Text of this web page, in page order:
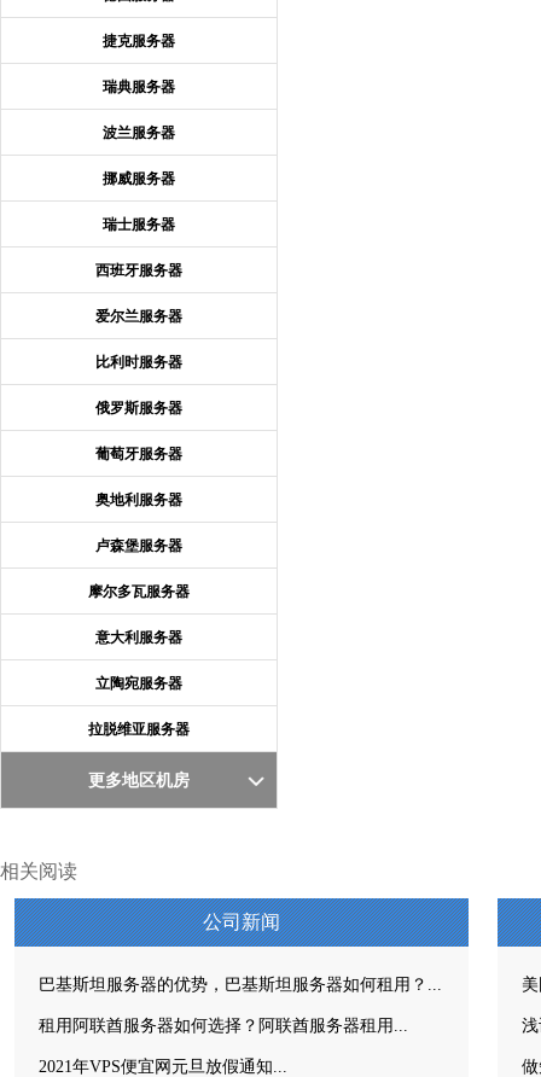
捷克服务器
瑞典服务器
波兰服务器
挪威服务器
瑞士服务器
西班牙服务器
爱尔兰服务器
比利时服务器
俄罗斯服务器
葡萄牙服务器
奥地利服务器
卢森堡服务器
摩尔多瓦服务器
意大利服务器
立陶宛服务器
拉脱维亚服务器
更多地区机房
相关阅读
公司新闻
巴基斯坦服务器的优势，巴基斯坦服务器如何租用？...
租用阿联酋服务器如何选择？阿联酋服务器租用...
2021年VPS便宜网元旦放假通知...